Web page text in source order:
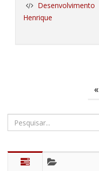
Desenvolvimento
Henrique
«